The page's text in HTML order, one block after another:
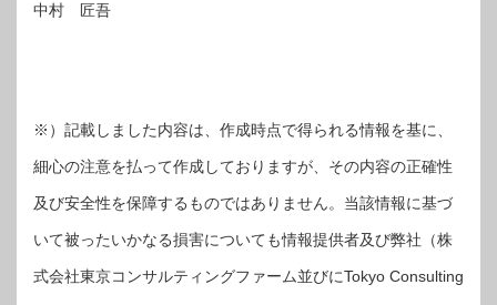
中村 匠吾
※）記載しました内容は、作成時点で得られる情報を基に、
細心の注意を払って作成しておりますが、その内容の正確性
及び安全性を保障するものではありません。当該情報に基づ
いて被ったいかなる損害についても情報提供者及び弊社（株
式会社東京コンサルティングファーム並びにTokyo Consulting